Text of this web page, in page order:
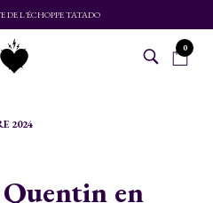
DE L'ÉCHOPPE TATADO
0
2024
en